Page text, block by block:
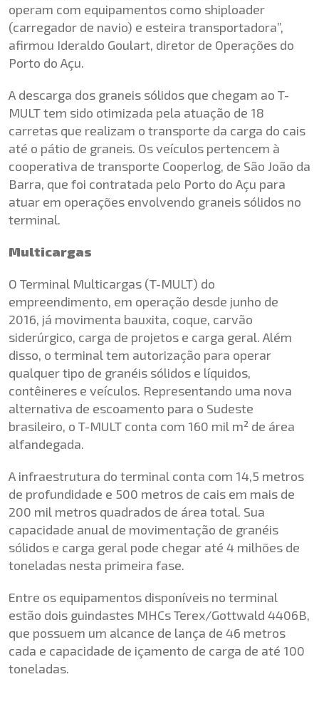
operam com equipamentos como shiploader
(carregador de navio) e esteira transportadora”,
afirmou Ideraldo Goulart, diretor de Operações do
Porto do Açu.
A descarga dos graneis sólidos que chegam ao T-
MULT tem sido otimizada pela atuação de 18
carretas que realizam o transporte da carga do cais
até o pátio de graneis. Os veículos pertencem à
cooperativa de transporte Cooperlog, de São João da
Barra, que foi contratada pelo Porto do Açu para
atuar em operações envolvendo graneis sólidos no
terminal.
Multicargas
O Terminal Multicargas (T-MULT) do
empreendimento, em operação desde junho de
2016, já movimenta bauxita, coque, carvão
siderúrgico, carga de projetos e carga geral. Além
disso, o terminal tem autorização para operar
qualquer tipo de granéis sólidos e líquidos,
contêineres e veículos. Representando uma nova
alternativa de escoamento para o Sudeste
brasileiro, o T-MULT conta com 160 mil m² de área
alfandegada.
A infraestrutura do terminal conta com 14,5 metros
de profundidade e 500 metros de cais em mais de
200 mil metros quadrados de área total. Sua
capacidade anual de movimentação de granéis
sólidos e carga geral pode chegar até 4 milhões de
toneladas nesta primeira fase.
Entre os equipamentos disponíveis no terminal
estão dois guindastes MHCs Terex/Gottwald 4406B,
que possuem um alcance de lança de 46 metros
cada e capacidade de içamento de carga de até 100
toneladas.